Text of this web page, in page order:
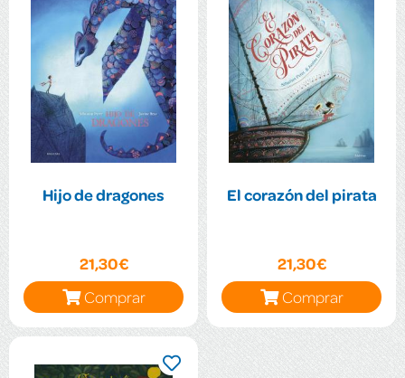
Hijo de dragones
21,30€
Comprar
El corazón del pirata
21,30€
Comprar